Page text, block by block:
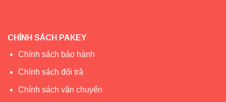
CHÍNH SÁCH PAKEY
Chính sách bảo hành
Chính sách đổi trả
Chính sách vận chuyển